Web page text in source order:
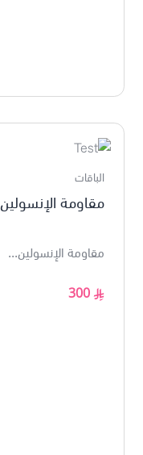
الباقات
مقاومة الإنسولين
مقاومة الإنسولين...
300